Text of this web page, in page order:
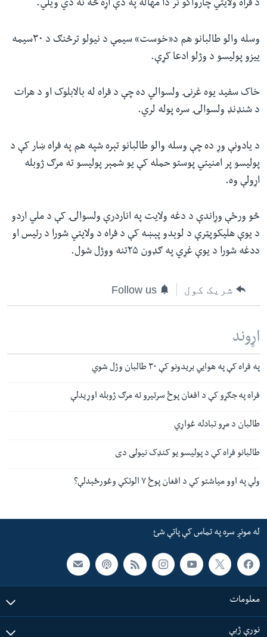
د فراه ولایتي‌ چارواکو تر دا مهاله په دې اړه څه نه دي ویلي.
وسله والو طالبانو هم د«خوست» سیمې د نیولو ترڅنګ د ۳۰سیمه
ییزو پولیسو د وژلو ادعا کړې.
خاک سفید یوه غرنۍ ولسوالي ده چې د فراه له بالابلوک او د هرات
د شنډنډ ولسوالۍ سره پوله لري.
د یادونې وړ ده چې وسله والو طالبانو تېره شپه هم په فراه ښار کې د
پولیسو پر امنیتي پوستو حمله کې یو شمېر پولیسو ته مرګ ژوبله
اړولې وه.
څو ورځې وړاندې د دغه ولایت په اناردرې ولسوالۍ کې د ملي اردو
د یوې هلیکوپټرې د لوېدو پېښه کې د فراه د ولایتي شورا د رئیس او
ددغه شورا د یوې غړي په ګډون ۲۵تنه ووژل شول.
شریک کول Follow us
اړوند
په فراه کې په هوایي بریدونو کې ٣٠ طالبان وژل شوي
فراه په جګړو کې د افغان پوځ سرتیرو ته مرګ ژوبله اوړیدلې
طالبان د مړو تبادله غواړي
طالبانو فراه کې د پولیسو یو کنډک نیولی دی
ولې په اوو میاشتو کې د افغان پوځ ۷ الوتکې وغورځېدلې؟
له مونږ سره په تماس کې پاتې شئ
معلومات
نورې ژبې